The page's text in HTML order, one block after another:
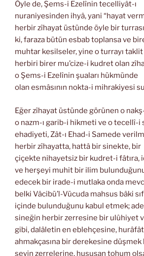
Öyle de, Şems-i Ezelînin tecelliyât-ı
nuraniyesinden ihyâ, yani “hayat
herbir zîhayat üstünde öyle bir
ki, faraza bütün esbab toplansa ve
muhtar kesilseler, yine o turrayı
herbiri birer mu’cize-i kudret olan
o Şems-i Ezelînin şuaları hükmünde
olan esmâsının nokta-i mihrakiyesi
Eğer zîhayat üstünde görünen o nakş-
o nazm-ı garib-i hikmeti ve o tecellî-i
ehadiyeti, Zât-ı Ehad-i Samede
herbir zîhayatta, hattâ bir sinekte, bir
çiçekte nihayetsiz bir kudret-i fâtıra,
ve herşeyi muhit bir ilim
edecek bir irade-i mutlaka onda
belki Vâcibü’l-Vücuda mahsus bâki
içinde bulunduğunu kabul etmek;
sineğin herbir zerresine bir ulûhiyet
gibi, dalâletin en eblehçesine,
ahmakçasına bir derekesine düşmek
şeyin zerrelerine, hususan tohum